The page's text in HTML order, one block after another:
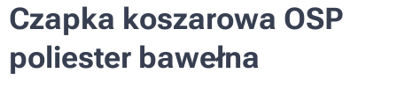
Czapka koszarowa OSP
poliester bawełna